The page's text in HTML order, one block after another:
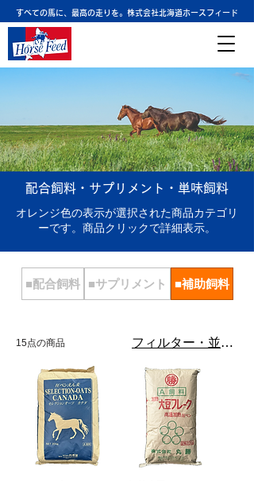
すべての馬に、最高の走りを。株式会社北海道ホースフィード
配合飼料・サプリメント・単味飼料
オレンジ色の表示が選択された商品カテゴリ
ーです。商品クリックで詳細表示。
■配合飼料 ■サプリメント ■補助飼料
15点の商品 フィルター・並び替え